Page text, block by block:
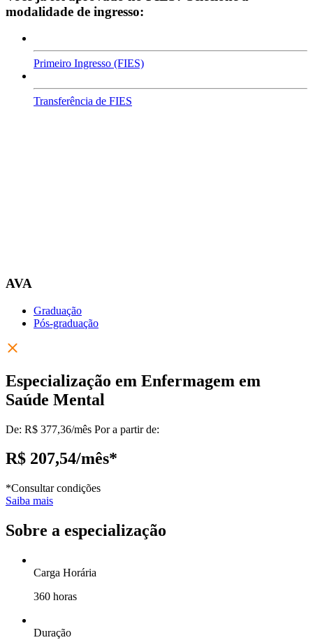
modalidade de ingresso:
Primeiro Ingresso (FIES)
Transferência de FIES
AVA
Graduação
Pós-graduação
Especialização em Enfermagem em
Saúde Mental
De: R$ 377,36/mês Por a partir de:
R$ 207,54/mês*
*Consultar condições
Saiba mais
Sobre a especialização
Carga Horária
360 horas
Duração